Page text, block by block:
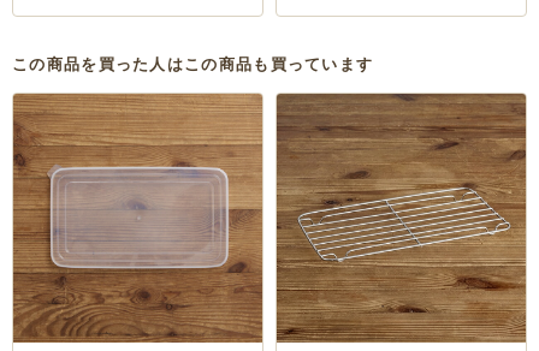
この商品を買った人はこの商品も買っています